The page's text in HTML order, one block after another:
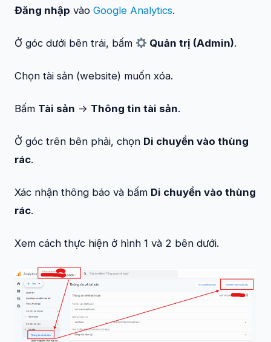
Đăng nhập vào Google Analytics.
Ở góc dưới bên trái, bấm Quản trị (Admin).
Chọn tài sản (website) muốn xóa.
Bấm Tài sản -> Thông tin tài sản.
Ở góc trên bên phải, chọn Di chuyển vào thùng
rác.
Xác nhận thông báo và bấm Di chuyển vào thùng
rác.
Xem cách thực hiện ở hình 1 và 2 bên dưới.